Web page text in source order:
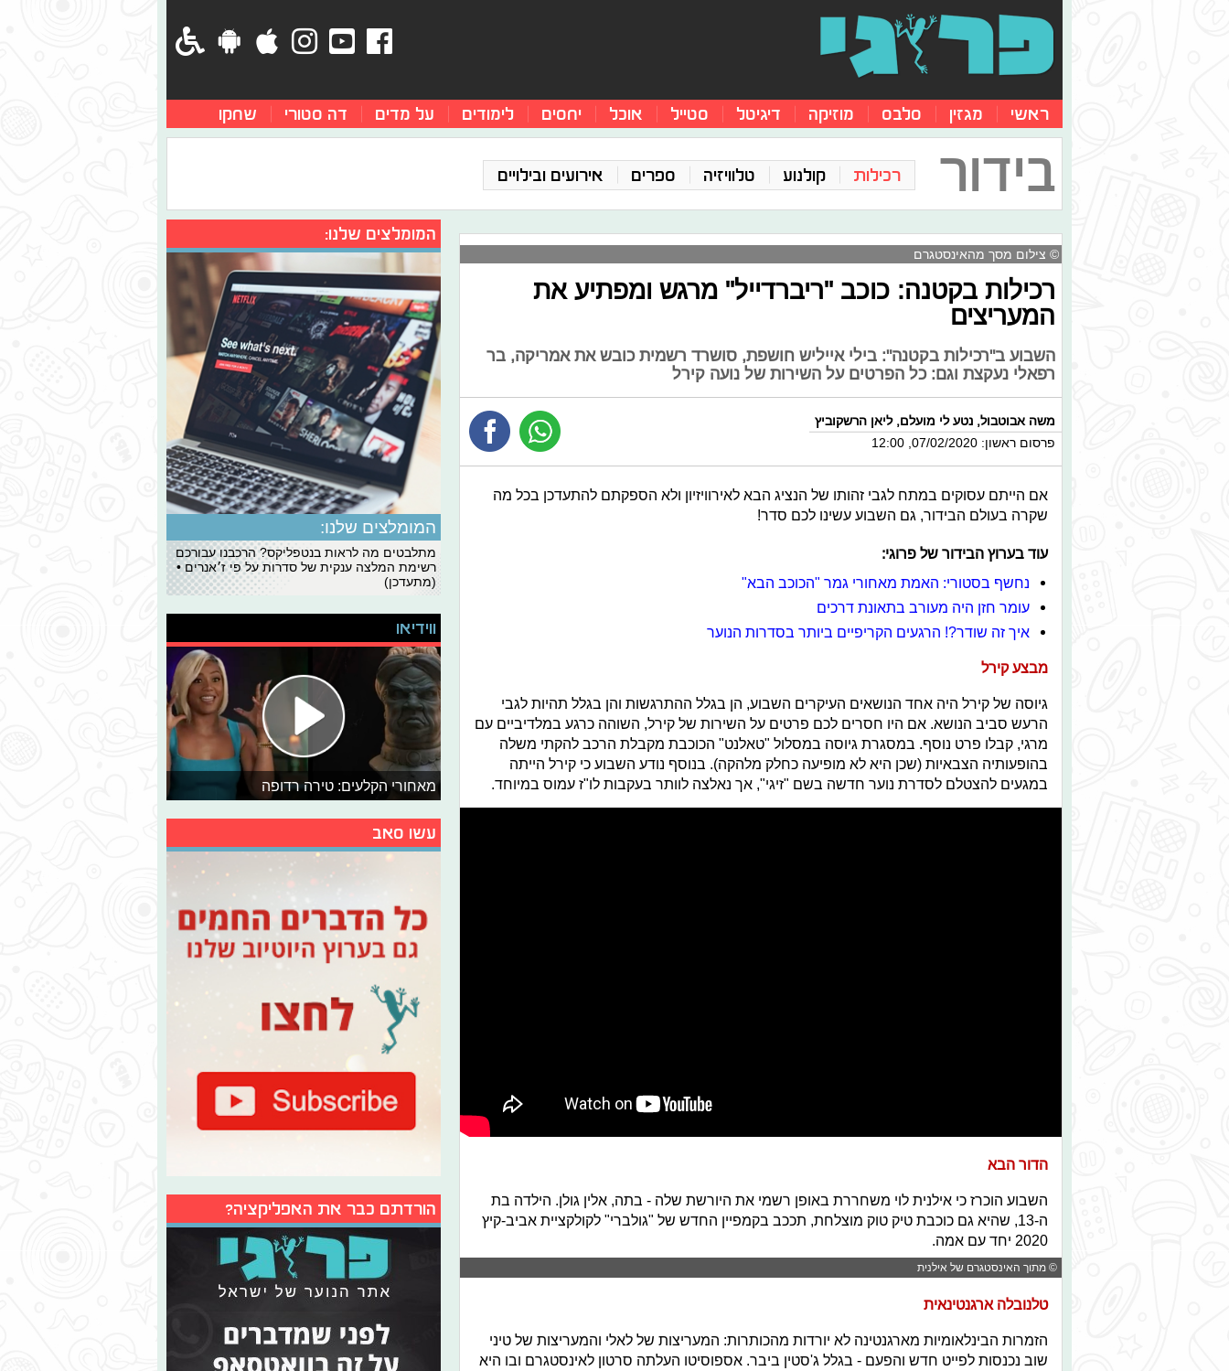
ראשי מגזין סלבס מוזיקה דיגיטל סטייל אוכל יחסים לימודים על מדים דה סטורי שחקו
בידור רכילות קולנוע טלוויזיה ספרים אירועים ובילויים
© צילום מסך מהאינסטגרם
רכילות בקטנה: כוכב "ריברדייל" מרגש ומפתיע את
המעריצים
השבוע ב"רכילות בקטנה": בילי אייליש חושפת, סושרד רשמית כובש את אמריקה, בר
רפאלי נעקצת וגם: כל הפרטים על השירות של נועה קירל
משה אבוטבול, נטע לי מועלם,ליאן הרשקוביץ
פרסום ראשון: 07/02/2020, 12:00
אם הייתם עסוקים במתח לגבי זהותו של הנציג הבא לאירוויזיון ולא הספקתם להתעדכן בכל מה
שקרה בעולם הבידור, גם השבוע עשינו לכם סדר!
עוד בערוץ הבידור של פרוגי:
נחשף בסטורי: האמת מאחורי גמר "הכוכב הבא"
עומר חזן היה מעורב בתאונת דרכים
איך זה שודר?! הרגעים הקריפיים ביותר בסדרות הנוער
מבצע קירל
גיוסה של קירל היה אחד הנושאים העיקרים השבוע, הן בגלל ההתרגשות והן בגלל תהיות לגבי
הרעש סביב הנושא. אם היו חסרים לכם פרטים על השירות של קירל, השוהה כרגע במלדיביים עם
מרגי, קבלו פרט נוסף. במסגרת גיוסה במסלול "טאלנט" הכוכבת מקבלת הרכב להקתי משלה
בהופעותיה הצבאיות (שכן היא לא מופיעה כחלק מלהקה). בנוסף נודע השבוע כי קירל הייתה
במגעים להצטלם לסדרת נוער חדשה בשם "זיגי", אך נאלצה לוותר בעקבות לו"ז עמוס במיוחד.
הדור הבא
השבוע הוכרז כי אילנית לוי משחררת באופן רשמי את היורשת שלה - בתה, אלין גולן. הילדה בת
ה-13, שהיא גם כוכבת טיק טוק מוצלחת, תככב בקמפיין החדש של "גולברי" לקולקציית אביב-קיץ
2020 יחד עם אמה.
© מתוך האינסטגרם של אילנית
טלנובלה ארגנטינאית
הזמרות הבינלאומיות מארגנטינה לא יורדות מהכותרות: המעריצות של לאלי והמעריצות של טיני
שוב נכנסות לפייט חדש והפעם - בגלל ג'סטין ביבר. אספוסיטו העלתה סרטון לאינסטגרם ובו היא
המומלצים שלנו:
המומלצים שלנו:
מתלבטים מה לראות בנטפליקס? הרכבנו עבורכם
רשימת המלצה ענקית של סדרות על פי ז׳אנרים •
(מתעדכן)
ווידיאו
מאחורי הקלעים: טירה רדופה
עשו סאב
הורדתם כבר את האפליקציה?